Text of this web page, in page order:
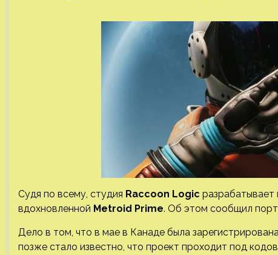
Судя по всему, студия Raccoon Logic разрабатывает
вдохновленной Metroid Prime. Об этом сообщил
Дело в том, что в мае в Канаде была
позже стало известно, что проект проходит под